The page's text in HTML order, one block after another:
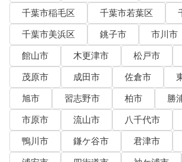
千葉市稲毛区
千葉市若葉区
千葉市美浜区
銚子市 市川市
館山市
木更津市 松戸市
茂原市
成田市 佐倉市
旭市
習志野市 柏市
勝
市原市
流山市 八千代市
鴨川市
鎌ケ谷市 君津市